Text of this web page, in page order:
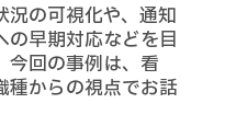
況の可視化や、通知
の早期対応などを目
今回の事例は、看
種からの視点でお話